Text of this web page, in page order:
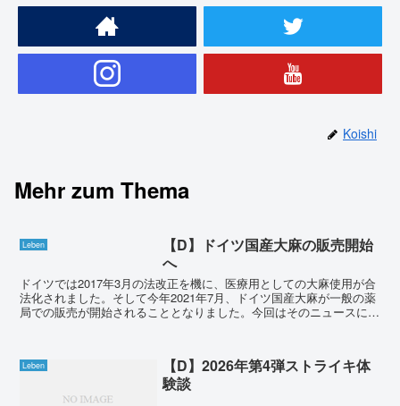
Koishi
Mehr zum Thema
Leben
【D】ドイツ国産大麻の販売開始
へ
ドイツでは2017年3月の法改正を機に、医療用としての大麻使用が合
法化されました。そして今年2021年7月、ドイツ国産大麻が一般の薬
局での販売が開始されることとなりました。今回はそのニュースにつ
Leben
【D】2026年第4弾ストライキ体
験談